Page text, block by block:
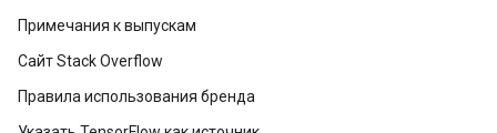
Примечания к выпускам
Сайт Stack Overflow
Правила использования бренда